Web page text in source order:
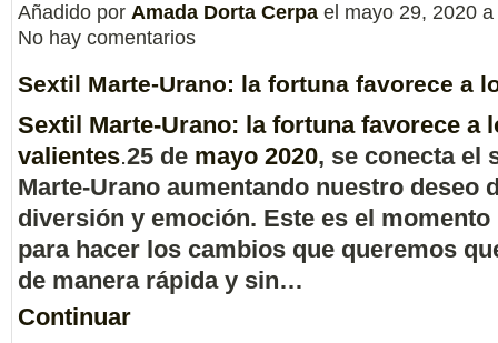
Añadido por Amada Dorta Cerpa el mayo 29, 2020
No hay comentarios
Sextil Marte-Urano: la fortuna favorece a
Sextil Marte-Urano: la fortuna favorece a
valientes.25 de mayo 2020, se conecta el
Marte-Urano aumentando nuestro deseo
diversión y emoción. Este es el momento
para hacer los cambios que queremos
de manera rápida y sin…
Continuar